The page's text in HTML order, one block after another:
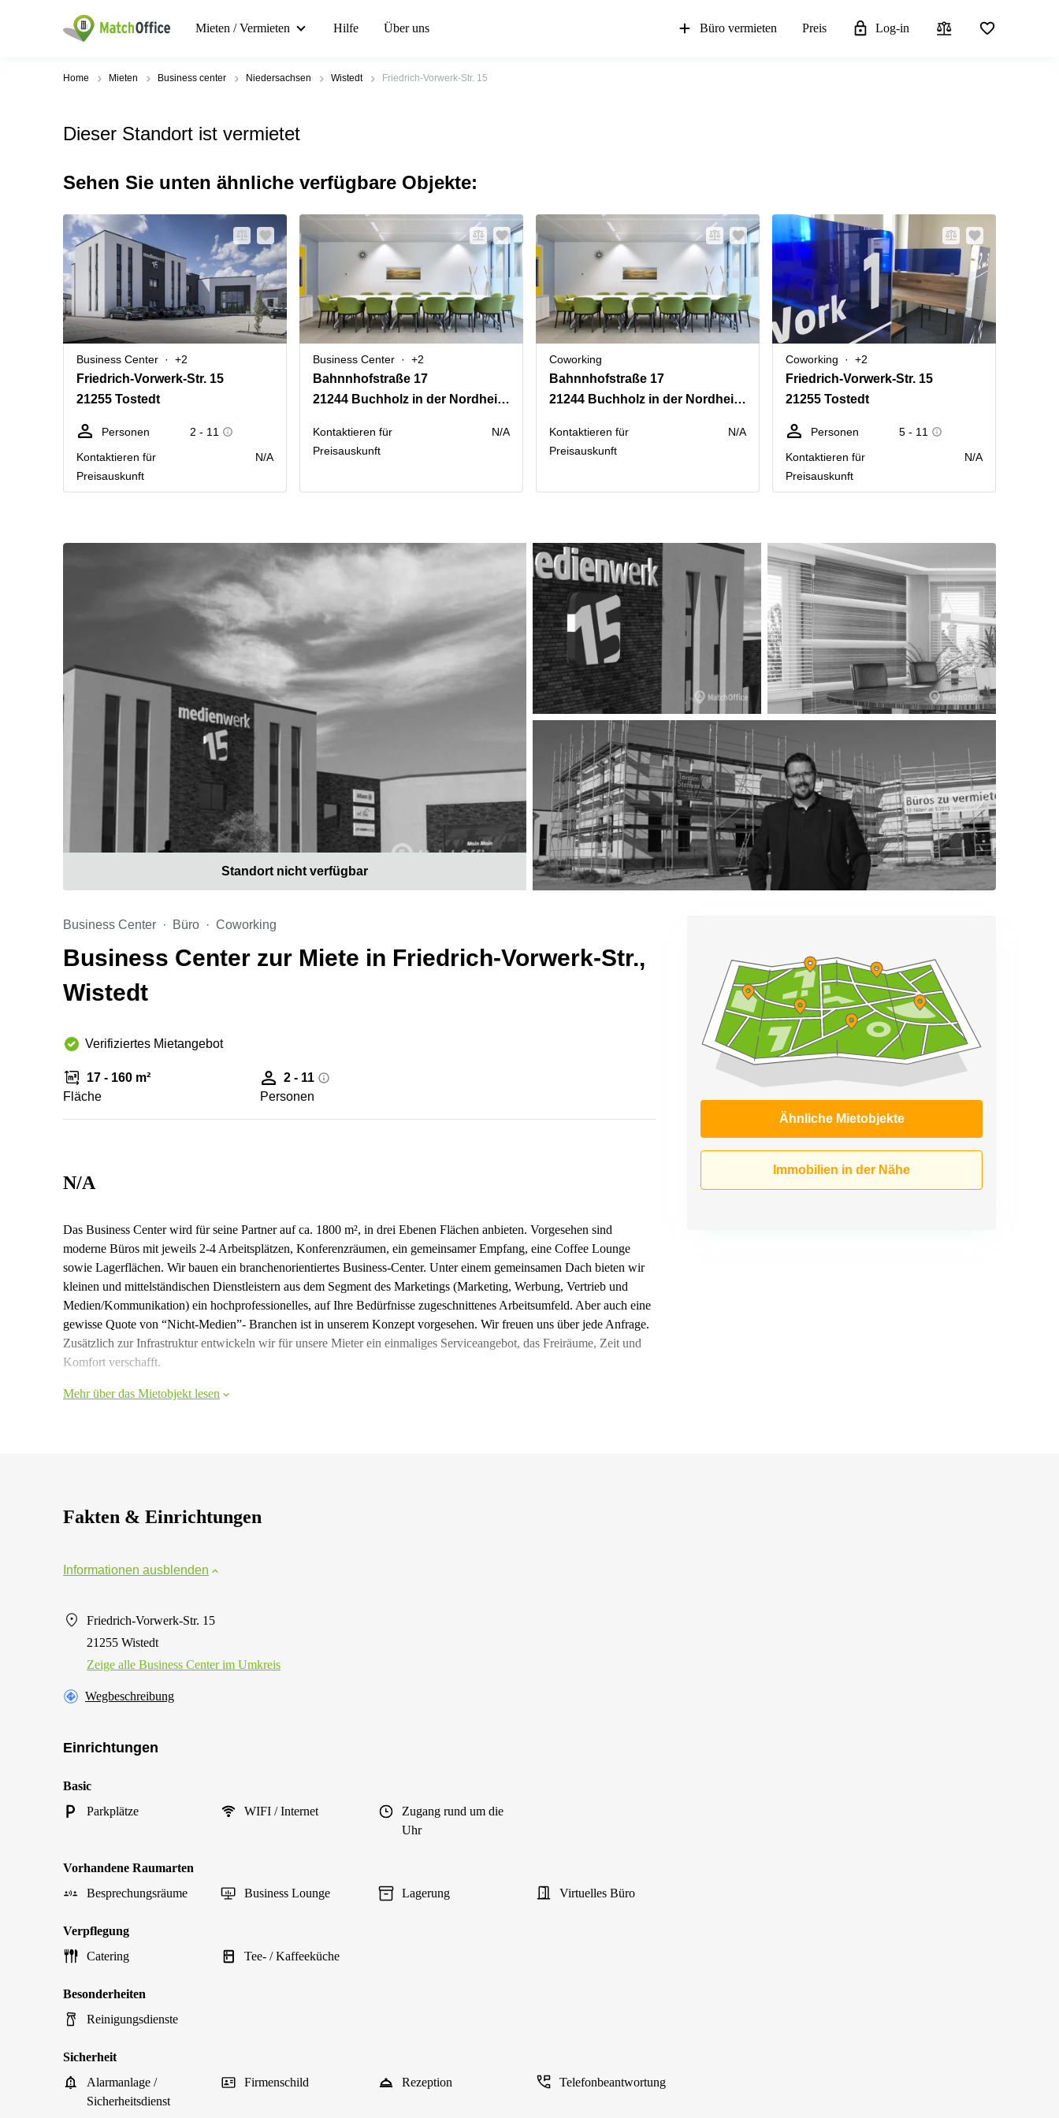
Mieten / Vermieten Hilfe Über uns Büro vermieten Preis Log-in
Home Mieten Business center Niedersachsen Wistedt Friedrich-Vorwerk-Str. 15
Dieser Standort ist vermietet
Sehen Sie unten ähnliche verfügbare Objekte:
Business Center +2
Friedrich-Vorwerk-Str. 15
21255 Tostedt
Personen
2 - 11
Kontaktieren für
Preisauskunft
N/A
Business Center +2
Bahnnhofstraße 17
21244 Buchholz in der Nordheide
Kontaktieren für
Preisauskunft
N/A
Coworking
Bahnnhofstraße 17
21244 Buchholz in der Nordheide
Kontaktieren für
Preisauskunft
N/A
Coworking +2
Friedrich-Vorwerk-Str. 15
21255 Tostedt
Personen
5 - 11
Kontaktieren für
Preisauskunft
N/A
Standort nicht verfügbar
Business Center Büro Coworking
Business Center zur Miete in Friedrich-Vorwerk-Str.,
Wistedt
Verifiziertes Mietangebot
17 - 160 m²
Fläche
2 - 11
Personen
Ähnliche Mietobjekte
Immobilien in der Nähe
N/A
Das Business Center wird für seine Partner auf ca. 1800 m², in drei Ebenen Flächen anbieten. Vorgesehen sind
moderne Büros mit jeweils 2-4 Arbeitsplätzen, Konferenzräumen, ein gemeinsamer Empfang, eine Coffee Lounge
sowie Lagerflächen. Wir bauen ein branchenorientiertes Business-Center. Unter einem gemeinsamen Dach bieten wir
kleinen und mittelständischen Dienstleistern aus dem Segment des Marketings (Marketing, Werbung, Vertrieb und
Medien/Kommunikation) ein hochprofessionelles, auf Ihre Bedürfnisse zugeschnittenes Arbeitsumfeld. Aber auch eine
gewisse Quote von “Nicht-Medien”- Branchen ist in unserem Konzept vorgesehen. Wir freuen uns über jede Anfrage.
Zusätzlich zur Infrastruktur entwickeln wir für unsere Mieter ein einmaliges Serviceangebot, das Freiräume, Zeit und
Komfort verschafft.
Mehr über das Mietobjekt lesen
Fakten & Einrichtungen
Informationen ausblenden
Friedrich-Vorwerk-Str. 15
21255 Wistedt
Zeige alle Business Center im Umkreis
Wegbeschreibung
Einrichtungen
Basic
Parkplätze
WIFI / Internet
Zugang rund um die
Uhr
Vorhandene Raumarten
Besprechungsräume
Business Lounge Lagerung Virtuelles Büro
Verpflegung
Catering
Tee- / Kaffeeküche
Besonderheiten
Reinigungsdienste
Sicherheit
Alarmanlage /
Sicherheitsdienst
Firmenschild Rezeption Telefonbeantwortung